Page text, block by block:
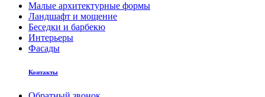
Малые архитектурные формы
Ландшафт и мощение
Беседки и барбекю
Интерьеры
Фасады
Контакты